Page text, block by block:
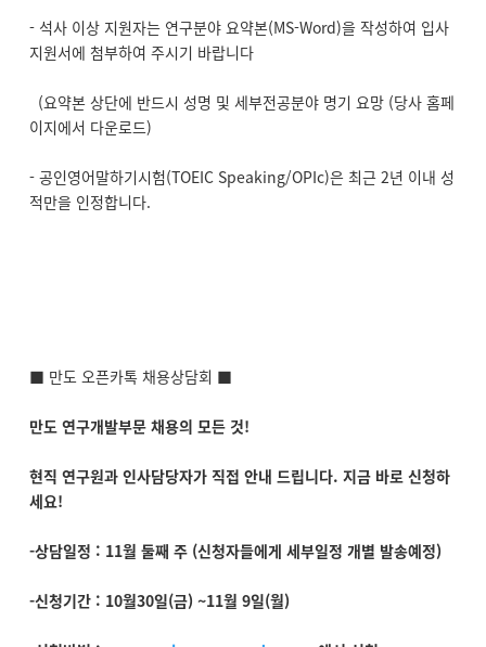
- 석사 이상 지원자는 연구분야 요약본(MS-Word)을 작성하여 입사
지원서에 첨부하여 주시기 바랍니다
(요약본 상단에 반드시 성명 및 세부전공분야 명기 요망 (당사 홈페
이지에서 다운로드)
- 공인영어말하기시험(TOEIC Speaking/OPIc)은 최근 2년 이내 성
적만을 인정합니다.
■ 만도 오픈카톡 채용상담회 ■
만도 연구개발부문 채용의 모든 것!
현직 연구원과 인사담당자가 직접 안내 드립니다. 지금 바로 신청하
세요!
-상담일정 : 11월 둘째 주 (신청자들에게 세부일정 개별 발송예정)
-신청기간 : 10월30일(금) ~11월 9일(월)